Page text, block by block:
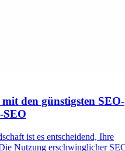
den günstigsten SEO-
ist es entscheidend, Ihre
Nutzung erschwinglicher